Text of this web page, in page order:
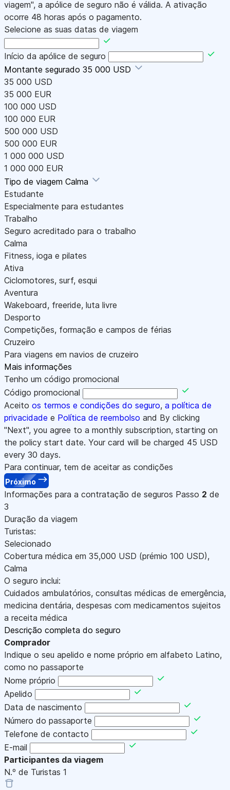
viagem", a apólice de seguro não é válida. A ativação
ocorre 48 horas após o pagamento.
Selecione as suas datas de viagem
Início da apólice de seguro
Montante segurado 35 000 USD
35 000 USD
35 000 EUR
100 000 USD
100 000 EUR
500 000 USD
500 000 EUR
1 000 000 USD
1 000 000 EUR
Tipo de viagem Calma
Estudante
Especialmente para estudantes
Trabalho
Seguro acreditado para o trabalho
Calma
Fitness, ioga e pilates
Ativa
Ciclomotores, surf, esqui
Aventura
Wakeboard, freeride, luta livre
Desporto
Competições, formação e campos de férias
Cruzeiro
Para viagens em navios de cruzeiro
Mais informações
Tenho um código promocional
Código promocional
Aceito os termos e condições do seguro, a política de
privacidade e Política de reembolso and By clicking
"Next", you agree to a monthly subscription, starting on
the policy start date. Your card will be charged 45 USD
every 30 days.
Para continuar, tem de aceitar as condições
Próximo
Informações para a contratação de seguros Passo 2 de
3
Duração da viagem
Turistas:
Selecionado
Cobertura médica em 35,000 USD (prémio 100 USD),
Calma
O seguro inclui:
Cuidados ambulatórios, consultas médicas de emergência,
medicina dentária, despesas com medicamentos sujeitos
a receita médica
Descrição completa do seguro
Comprador
Indique o seu apelido e nome próprio em alfabeto Latino,
como no passaporte
Nome próprio
Apelido
Data de nascimento
Número do passaporte
Telefone de contacto
E-mail
Participantes da viagem
N.º de Turistas 1